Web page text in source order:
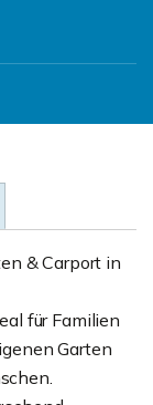
& Carport in
für Familien
Garten